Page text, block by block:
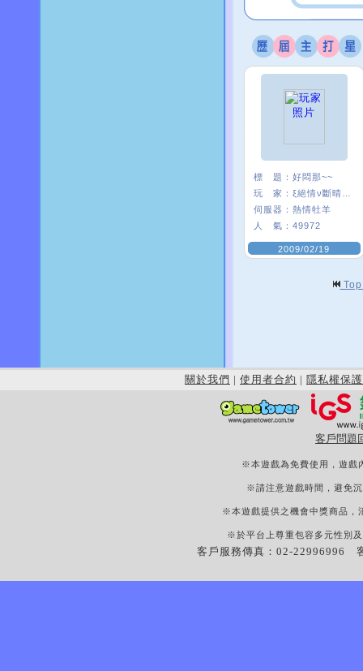
標 題： 好悶那~~
玩 家：
伺服器： 熱情牡羊
人 氣： 49972
2009/02/19
關於我們 | 使用者合約 | 隱私權保護
客戶問題
※本遊戲為免費使用，遊戲
※請注意遊戲時間，避免
※本遊戲提供之機會中獎商品，
※於平台上尊重包容多元性別
客戶服務傳真：02-22996996